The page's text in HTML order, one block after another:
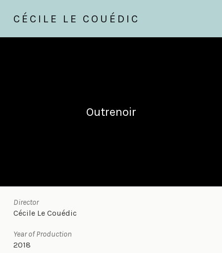
CÉCILE LE COUÉDIC
Outrenoir
Director
Cécile Le Couédic
Year of Production
2018